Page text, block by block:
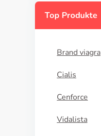
Top Produkte
Brand viagra
Cialis
Cenforce
Vidalista